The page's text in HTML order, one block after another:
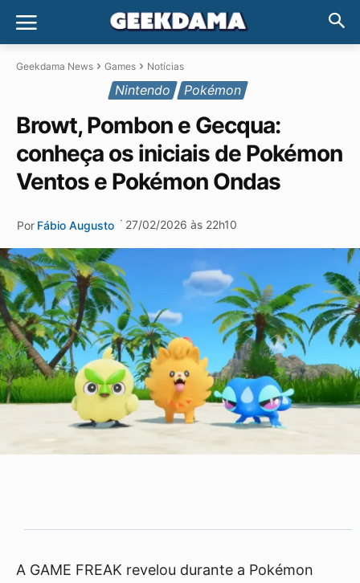
Geekdama News Games Notícias
Nintendo Pokémon
Browt, Pombon e Gecqua:
conheça os iniciais de Pokémon
Ventos e Pokémon Ondas
Por Fábio Augusto · 27/02/2026 às 22h10
A GAME FREAK revelou durante a Pokémon